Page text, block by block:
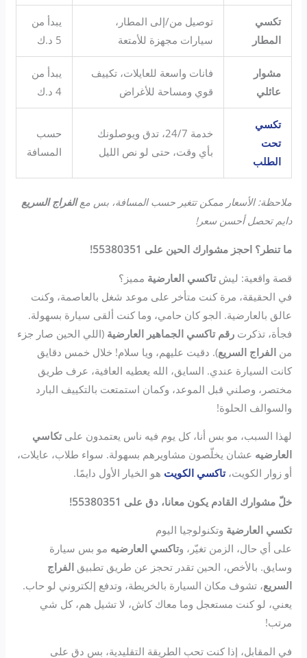
تكسي
المطار
توصيل من/إلى المطار،
سيارات مجهزة للأمتعة
يبدأ من
5 د.ك
مشوار
عائلي
فانات واسعة للعايلات، تكييف
قوي ومساحة للأغراض
يبدأ من
4 د.ك
تكسي
تحت
الطلب
خدمة 24/7، تدق ويوصلونك
بأي وقت، حتى لو نص الليل
حسب
المسافة
ملاحظة: الأسعار ممكن تتغير حسب المسافة، بس معالفراج السريع
دايم تحصل أحسن سعر!
ما تنطر؟ احجز مشوارك الحين على 55380351!
قصة واقعية: ليشتاكسي العارضية مميز؟
في الحقيقة، مرة كنت متأخر على موعد شغل بالعاصمة، وكنت
عالق بالعارضية. الجو كان حامي، وما كنت ألقى سيارة بسهولة.
فجأة، تذكرترقم تاكسي الجماهير العارضية (اللي الحين صار جزء
منالفراج السريع). دقيت عليهم، ويا سلام! خلال خمس دقايق
كانت السيارة عندي. السايق، الله يعطيه العافية، عرف طريق
مختصر، وصلني قبل الموعد، وكمان استمتعت بالتكييف البارد
والسوالف الحلوة!
لهذا السبب، مو بس أنا، كل يوم فيه ناس يعتمدون علىتكاسي
العارضيه عشان يخلّصون مشاويرهم بسهولة. سواء طلاب، عايلات،
أو زوار الكويت،تاكسي الكويت هو الخيار الأول دايمًا.
خلّ مشوارك القادم يكون معانا، دق على 55380351!
تكسي العارضية وتكنولوجيا اليوم
على أي حال، الزمن تغيّر، وتاكسي العارضيه مو بس سيارة
وسايق. بالأخص، الحين تقدر تحجز عن طريق تطبيقالفراج
السريع، تشوف مكان السيارة بالخريطة، وتدفع إلكتروني لو حاب.
يعني، لو كنت مستعجل وما معاك كاش، لا تشيل هم، كل شي
مرتب!
في المقابل، إذا كنت تحب الطريقة التقليدية، بس دق على